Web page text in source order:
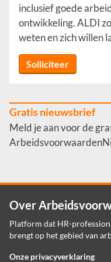
inclusief goede
ontwikkeling. ALDI
weten en zich willen
Solliciteer
Gratis nieuwsbrief
Meld je aan voor de
Over
Platform dat HR-
brengt op het gebied van
Onze privacyverklaring